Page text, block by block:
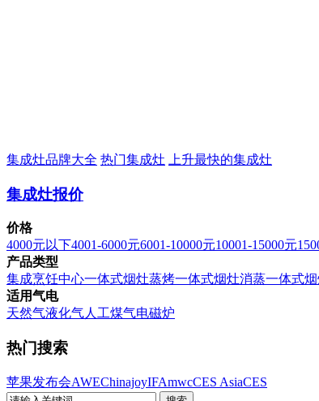
集成灶品牌大全 热门集成灶 上升最快的集成灶
集成灶报价
价格
4000元以下4001-6000元6001-10000元10001-15000元
产品类型
集成烹饪中心一体式烟灶蒸烤一体式烟灶消蒸一体式
适用气电
天然气液化气人工煤气电磁炉
热门搜索
苹果发布会AWEChinajoyIFAmwcCES AsiaCES